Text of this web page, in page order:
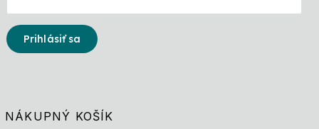
Prihlásiť sa
NÁKUPNÝ KOŠÍK